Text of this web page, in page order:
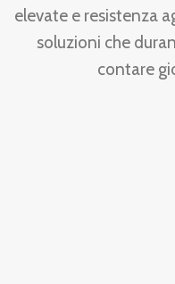
elevate e resistenza
soluzioni che
contare